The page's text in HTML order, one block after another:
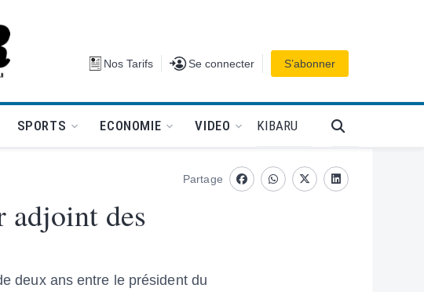
Nos Tarifs Se connecter
Se connecter S’abonner
SPORTS ECONOMIE VIDEO KIBARU
des
deux ans entre le président du
Partage
FacebookwhatsappTwitterLinkedin